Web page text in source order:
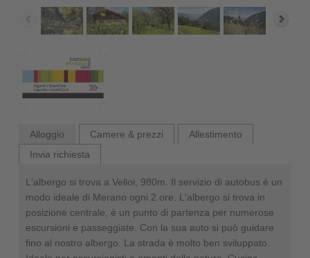
Alloggio Camere & prezzi
Allestimento
Invia richiesta
L'albergo si trova a Velloi, 980m. Il servizio di autobus è un
modo ideale di Merano ogni 2 ore. L'albergo si trova in
posizione centrale, è un punto di partenza per numerose
escursioni e passeggiate. Con la sua auto si può guidare
fino al nostro albergo. La strada è molto ben sviluppato.